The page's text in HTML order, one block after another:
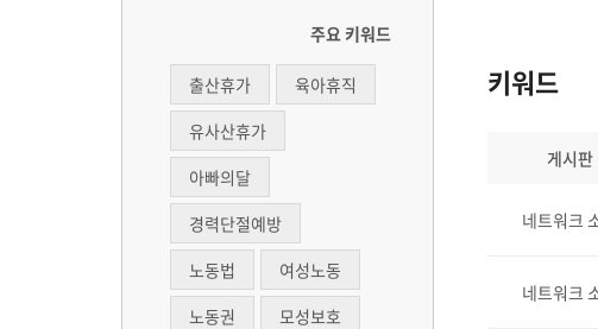
주요 키워드
출산휴가
육아휴직
유사산휴가
아빠의달
경력단절예방
노동법
여성노동
노동권
모성보호
키워드
게시판
네트워크
네트워크